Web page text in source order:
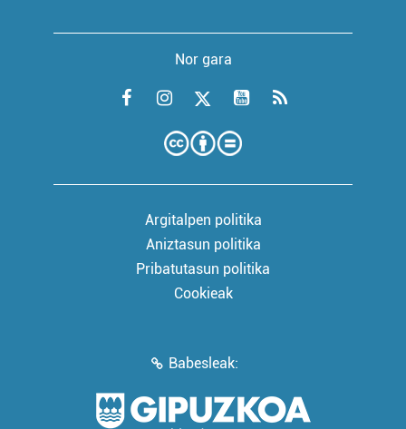
Nor gara
Argitalpen politika
Aniztasun politika
Pribatutasun politika
Cookieak
Babesleak: